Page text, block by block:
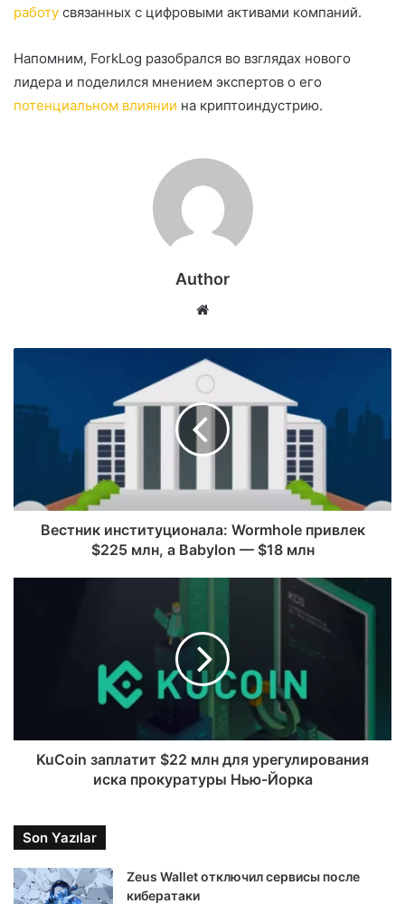
работу связанных с цифровыми активами компаний.
Напомним, ForkLog разобрался во взглядах нового
лидера и поделился мнением экспертов о его
потенциальном влиянии на криптоиндустрию.
Author
Website
Вестник институционала: Wormhole привлек
$225 млн, а Babylon — $18 млн
KuCoin заплатит $22 млн для урегулирования
иска прокуратуры Нью-Йорка
Son Yazılar
Zeus Wallet отключил сервисы после
кибератаки